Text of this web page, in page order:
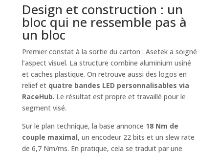
Design et construction : un
bloc qui ne ressemble pas à
un bloc
Premier constat à la sortie du carton : Asetek a soigné
l’aspect visuel. La structure combine aluminium usiné
et caches plastique. On retrouve aussi des logos en
relief et quatre bandes LED personnalisables via
RaceHub. Le résultat est propre et travaillé pour le
segment visé.
Sur le plan technique, la base annonce 18 Nm de
couple maximal, un encodeur 22 bits et un slew rate
de 6,7 Nm/ms. En pratique, cela se traduit par une